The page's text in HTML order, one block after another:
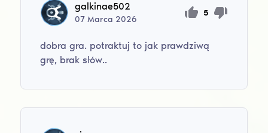
galkinae502
07Marca 2026
5
dobra gra. potraktuj to jak prawdziwą
grę, brak słów..